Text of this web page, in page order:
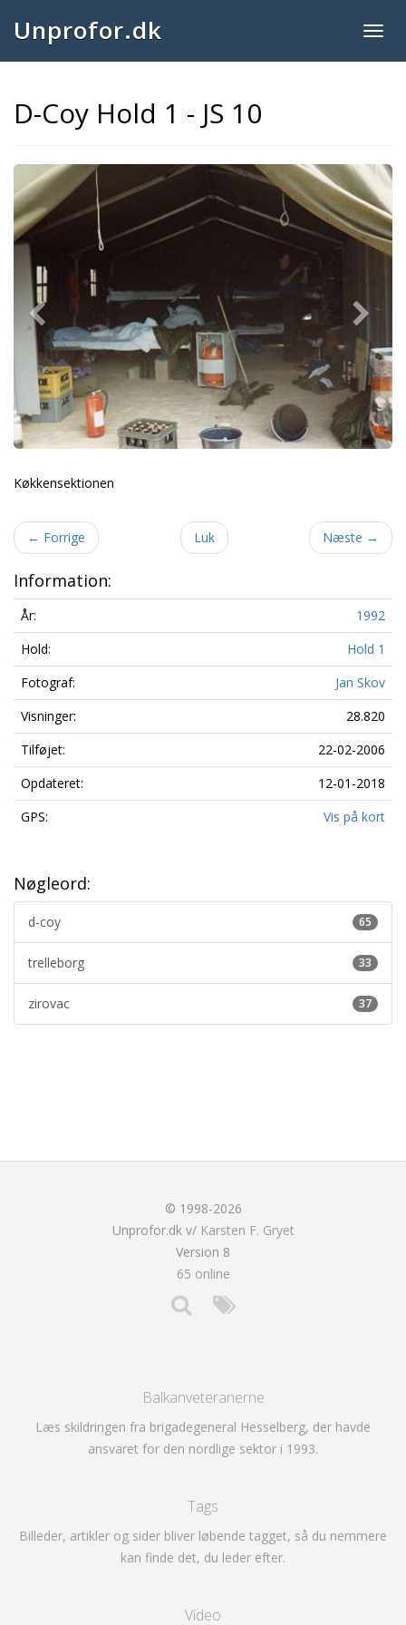
Unprofor.dk
D-Coy Hold 1 - JS 10
Previous Next
Køkkensektionen
← Forrige Luk Næste →
Information:
År:
1992
Hold:
Hold 1
Fotograf:
Jan Skov
Visninger:
28.820
Tilføjet:
22-02-2006
Opdateret:
12-01-2018
GPS:
Vis på kort
Nøgleord:
65
d-coy
33
trelleborg
37
zirovac
© 1998-2026
Unprofor.dk v/ Karsten F. Gryet
Version 8
65 online
Balkanveteranerne
Læs skildringen fra brigadegeneral Hesselberg, der havde
ansvaret for den nordlige sektor i 1993.
Tags
Billeder, artikler og sider bliver løbende tagget, så du nemmere
kan finde det, du leder efter.
Video